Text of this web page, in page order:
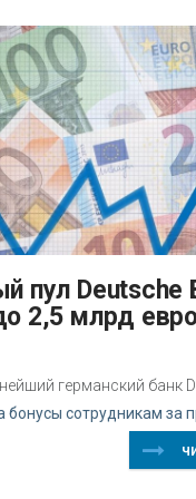
2,5 млрд
германский банк
бонусы сотрудникам за